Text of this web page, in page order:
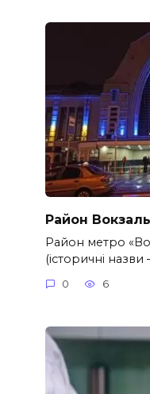
Район
Район метро
(історичні назви
0 6